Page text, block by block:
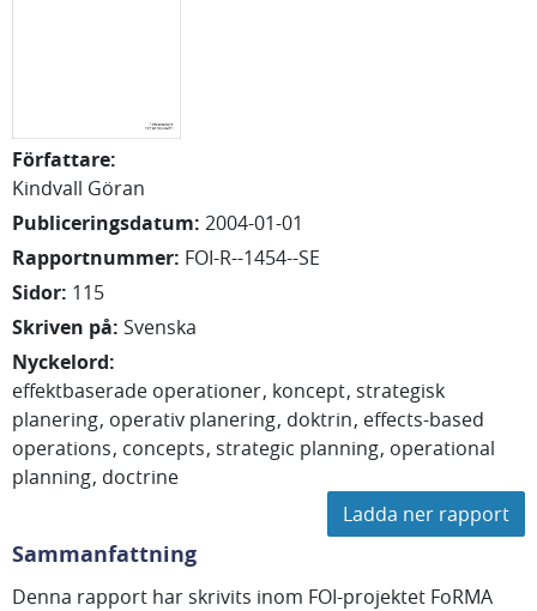
Författare:
Kindvall Göran
Publiceringsdatum: 2004-01-01
Rapportnummer: FOI-R--1454--SE
Sidor: 115
Skriven på: Svenska
Nyckelord:
effektbaserade operationer koncept strategisk
planering operativ planering doktrin effects-based
operations concepts strategic planning operational
planning doctrine
Ladda ner rapport
Sammanfattning
Denna rapport har skrivits inom FOI-projektet FoRMA